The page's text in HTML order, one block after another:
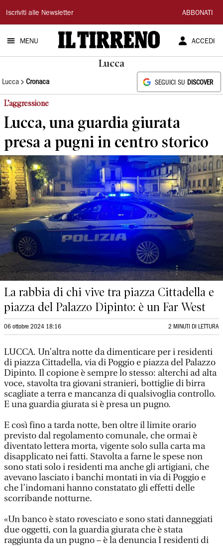
Il
Tirreno
Iscriviti alle Newsletter ABBONATI
MENU ACCEDI
Lucca
Lucca Cronaca SEGUICI SU DISCOVER
L’aggressione
Lucca, una guardia giurata
presa a pugni in centro storico
La rabbia di chi vive tra piazza Cittadella e
piazza del Palazzo Dipinto: è un Far West
06 ottobre 2024 18:16 2 MINUTI DI LETTURA
LUCCA. Un’altra notte da dimenticare per i residenti
di piazza Cittadella, via di Poggio e piazza del Palazzo
Dipinto. Il copione è sempre lo stesso: alterchi ad alta
voce, stavolta tra giovani stranieri, bottiglie di birra
scagliate a terra e mancanza di qualsivoglia controllo.
E una guardia giurata si è presa un pugno.
E così fino a tarda notte, ben oltre il limite orario
previsto dal regolamento comunale, che ormai è
diventato lettera morta, vigente solo sulla carta ma
disapplicato nei fatti. Stavolta a farne le spese non
sono stati solo i residenti ma anche gli artigiani, che
avevano lasciato i banchi montati in via di Poggio e
che l’indomani hanno constatato gli effetti delle
scorribande notturne.
«Un banco è stato rovesciato e sono stati danneggiati
due oggetti, con la guardia giurata che è stata
raggiunta da un pugno – è la denuncia I residenti di